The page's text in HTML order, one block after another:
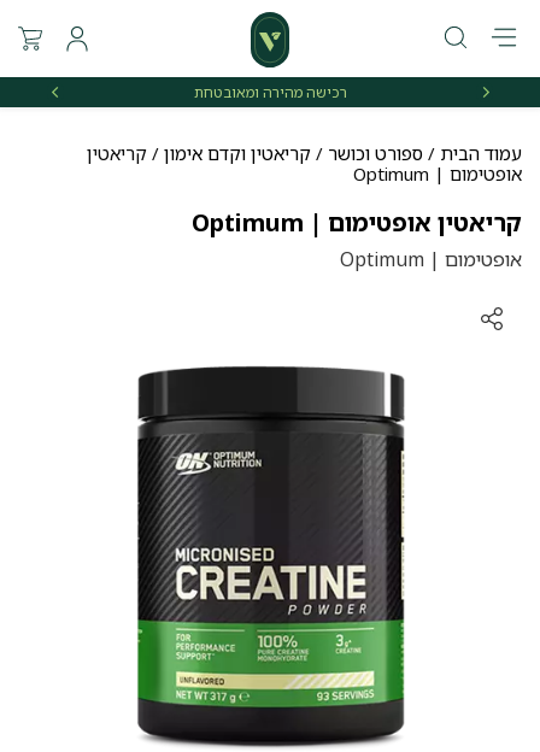
רכישה מהירה ומאובטחת
עמוד הבית / ספורט וכושר / קריאטין וקדם אימון / קריאטין
אופטימום | Optimum
קריאטין אופטימום | Optimum
אופטימום | Optimum